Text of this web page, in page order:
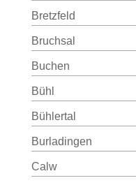
Bretzfeld
Bruchsal
Buchen
Bühl
Bühlertal
Burladingen
Calw